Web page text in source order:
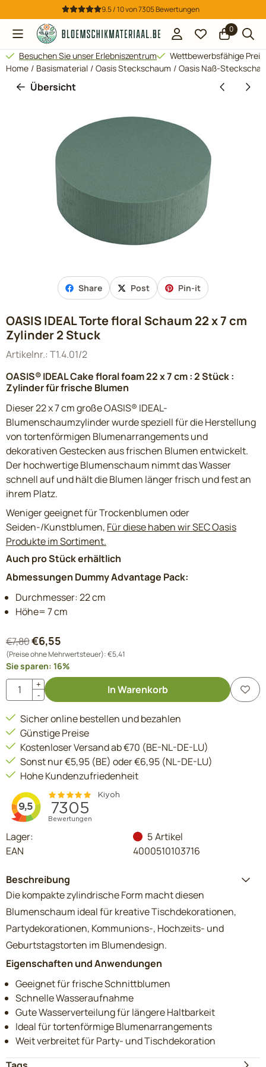
Cookie-Einstellungen verfügbar. Einstellungen wählen oder
9.5 / 10von7305Bewertungen
0
Besuchen Sie unser Erlebniszentrum
Wettbewerbsfähige
Home / Basismaterial / Oasis Steckschaum / Oasis Naß-
Übersicht
Share Post Pin-it
OASIS IDEAL Torte floral Schaum 22 x 7 cm
Zylinder 2 Stuck
Artikelnr.: T1.4.01/2
OASIS® IDEAL Cake floral foam 22 x 7 cm : 2 Stück :
Zylinder für frische Blumen
Dieser 22 x 7 cm große OASIS® IDEAL-
Blumenschaumzylinder wurde speziell für die Herstellung
von tortenförmigen Blumenarrangements und
dekorativen Gestecken aus frischen Blumen entwickelt.
Der hochwertige Blumenschaum nimmt das Wasser
schnell auf und hält die Blumen länger frisch und fest an
ihrem Platz.
Weniger geeignet für Trockenblumen oder
Seiden-/Kunstblumen, Für diese haben wir SEC Oasis
Produkte im Sortiment.
Auch pro Stück erhältlich
Abmessungen Dummy Advantage Pack:
Durchmesser: 22 cm
Höhe= 7 cm
€7,80€6,55
(Preise ohne Mehrwertsteuer):€5,41
Sie sparen: 16%
Anzahl
+
-
In Warenkorb
Sicher online bestellen und bezahlen
Günstige Preise
Kostenloser Versand ab €70 (BE-NL-DE-LU)
Sonst nur €5,95 (BE) oder €6,95 (NL-DE-LU)
Hohe Kundenzufriedenheit
Lager: 5Artikel
EAN
4000510103716
Beschreibung
Die kompakte zylindrische Form macht diesen
Blumenschaum ideal für kreative Tischdekorationen,
Partydekorationen, Kommunions-, Hochzeits- und
Geburtstagstorten im Blumendesign.
Eigenschaften und Anwendungen
Geeignet für frische Schnittblumen
Schnelle Wasseraufnahme
Gute Wasserverteilung für längere Haltbarkeit
Ideal für tortenförmige Blumenarrangements
Weit verbreitet für Party- und Tischdekoration